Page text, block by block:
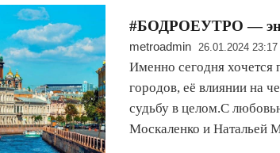
#БОДРОЕУТРО —
metroadmin 26.01.2024 23:17
Именно сегодня хочется
городов, её влиянии на
судьбу в целом.С
Москаленко и Натальей